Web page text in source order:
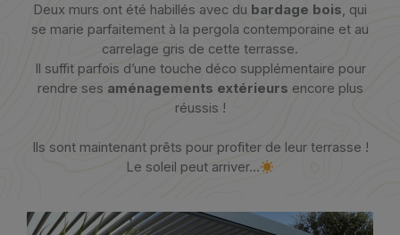
Deux murs ont été habillés avec du bardage bois, qui
se marie parfaitement à la pergola contemporaine et au
carrelage gris de cette terrasse.
Il suffit parfois d’une touche déco supplémentaire pour
rendre ses aménagements extérieurs encore plus
réussis !
Ils sont maintenant prêts pour profiter de leur terrasse !
Le soleil peut arriver…